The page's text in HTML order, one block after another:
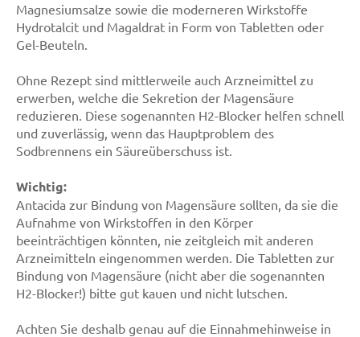
Magnesiumsalze sowie die moderneren Wirkstoffe
Hydrotalcit und Magaldrat in Form von Tabletten oder
Gel-Beuteln.
Ohne Rezept sind mittlerweile auch Arzneimittel zu
erwerben, welche die Sekretion der Magensäure
reduzieren. Diese sogenannten H2-Blocker helfen schnell
und zuverlässig, wenn das Hauptproblem des
Sodbrennens ein Säureüberschuss ist.
Wichtig:
Antacida zur Bindung von Magensäure sollten, da sie die
Aufnahme von Wirkstoffen in den Körper
beeinträchtigen könnten, nie zeitgleich mit anderen
Arzneimitteln eingenommen werden. Die Tabletten zur
Bindung von Magensäure (nicht aber die sogenannten
H2-Blocker!) bitte gut kauen und nicht lutschen.
Achten Sie deshalb genau auf die Einnahmehinweise in